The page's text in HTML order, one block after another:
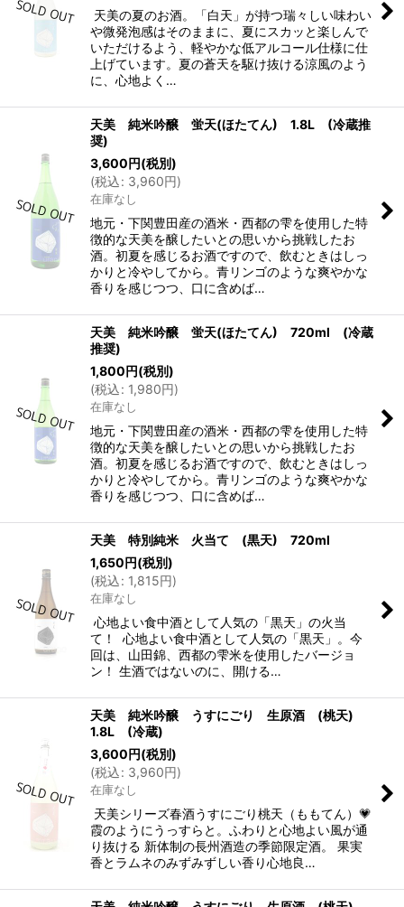
天美の夏のお酒。「白天」が持つ瑞々しい味わい
や微発泡感はそのままに、夏にスカッと楽しんで
いただけるよう、軽やかな低アルコール仕様に仕
上げています。夏の蒼天を駆け抜ける涼風のよう
に、心地よく…
天美 純米吟醸 蛍天(ほたてん) 1.8L (冷蔵推
奨)
3,600円(税別)
(税込: 3,960円)
在庫なし
地元・下関豊田産の酒米・西都の雫を使用した特
徴的な天美を醸したいとの思いから挑戦したお
酒。初夏を感じるお酒ですので、飲むときはしっ
かりと冷やしてから。青リンゴのような爽やかな
香りを感じつつ、口に含めば…
天美 純米吟醸 蛍天(ほたてん) 720ml (冷蔵
推奨)
1,800円(税別)
(税込: 1,980円)
在庫なし
地元・下関豊田産の酒米・西都の雫を使用した特
徴的な天美を醸したいとの思いから挑戦したお
酒。初夏を感じるお酒ですので、飲むときはしっ
かりと冷やしてから。青リンゴのような爽やかな
香りを感じつつ、口に含めば…
天美 特別純米 火当て (黒天) 720ml
1,650円(税別)
(税込: 1,815円)
在庫なし
心地よい食中酒として人気の「黒天」の火当
て！ 心地よい食中酒として人気の「黒天」。今
回は、山田錦、西都の雫米を使用したバージョ
ン！ 生酒ではないのに、開ける…
天美 純米吟醸 うすにごり 生原酒 (桃天)
1.8L (冷蔵)
3,600円(税別)
(税込: 3,960円)
在庫なし
天美シリーズ春酒うすにごり桃天（ももてん）💗
霞のようにうっすらと。ふわりと心地よい風が通
り抜ける 新体制の長州酒造の季節限定酒。 果実
香とラムネのみずみずしい香り心地良…